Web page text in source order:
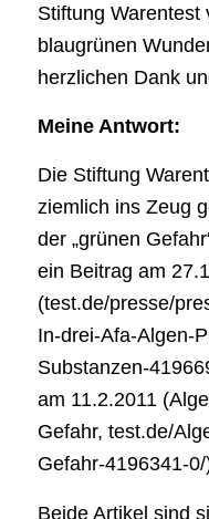
Stiftung Warentest
blaugrünen
herzlichen Dank
Meine Antwort:
Die Stiftung
ziemlich ins Zeug
der „grünen
ein Beitrag am
(test.de/presse/
In-drei-Afa-Algen-
Substanzen-
am 11.2.2011
Gefahr, test.de/
Gefahr-4196341-0/
Beide Artikel sind